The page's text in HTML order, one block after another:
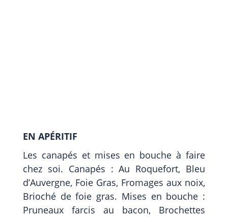
EN APÉRITIF
Les canapés et mises en bouche à faire
chez soi. Canapés : Au Roquefort, Bleu
d’Auvergne, Foie Gras, Fromages aux noix,
Brioché de foie gras. Mises en bouche :
Pruneaux farcis au bacon, Brochettes